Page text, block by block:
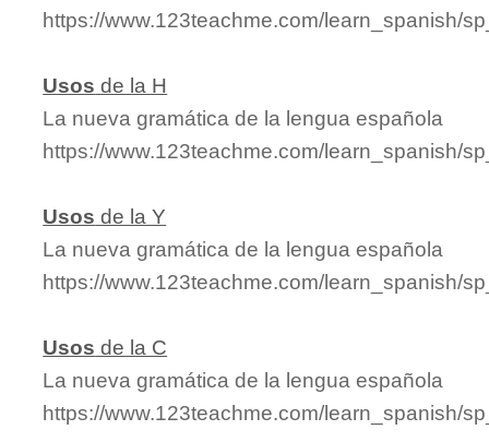
https://www.123teachme.com/learn_spanish/
Usos de la H
La nueva gramática de la lengua española
https://www.123teachme.com/learn_spanish/
Usos de la Y
La nueva gramática de la lengua española
https://www.123teachme.com/learn_spanish/
Usos de la C
La nueva gramática de la lengua española
https://www.123teachme.com/learn_spanish/